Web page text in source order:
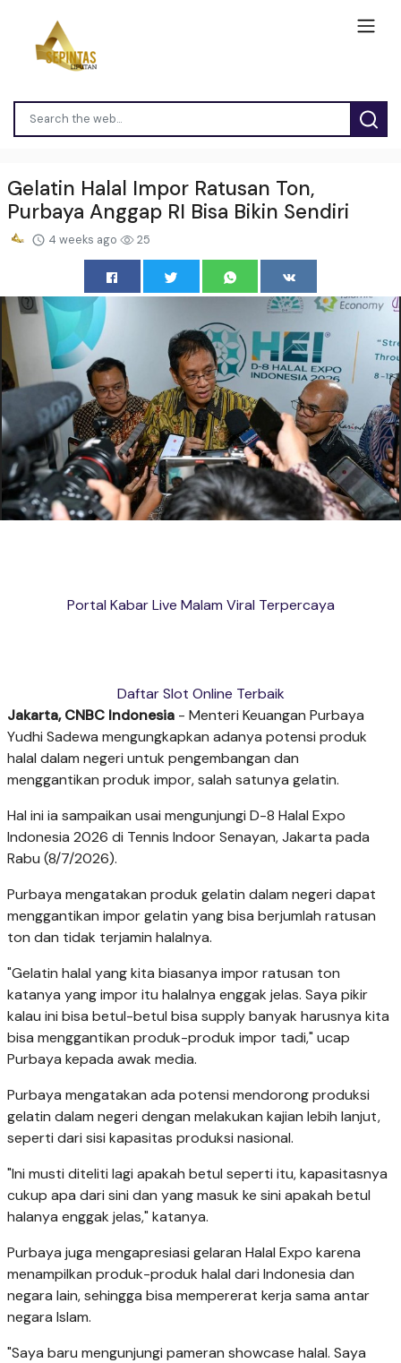
Gelatin Halal Impor Ratusan Ton,
Purbaya Anggap RI Bisa Bikin Sendiri
4 weeks ago 25
Portal Kabar Live Malam Viral Terpercaya
Daftar Slot Online Terbaik
Jakarta, CNBC Indonesia - Menteri Keuangan Purbaya
Yudhi Sadewa mengungkapkan adanya potensi produk
halal dalam negeri untuk pengembangan dan
menggantikan produk impor, salah satunya gelatin.
Hal ini ia sampaikan usai mengunjungi D-8 Halal Expo
Indonesia 2026 di Tennis Indoor Senayan, Jakarta pada
Rabu (8/7/2026).
Purbaya mengatakan produk gelatin dalam negeri dapat
menggantikan impor gelatin yang bisa berjumlah ratusan
ton dan tidak terjamin halalnya.
"Gelatin halal yang kita biasanya impor ratusan ton
katanya yang impor itu halalnya enggak jelas. Saya pikir
kalau ini bisa betul-betul bisa supply banyak harusnya kita
bisa menggantikan produk-produk impor tadi," ucap
Purbaya kepada awak media.
Purbaya mengatakan ada potensi mendorong produksi
gelatin dalam negeri dengan melakukan kajian lebih lanjut,
seperti dari sisi kapasitas produksi nasional.
"Ini musti diteliti lagi apakah betul seperti itu, kapasitasnya
cukup apa dari sini dan yang masuk ke sini apakah betul
halanya enggak jelas," katanya.
Purbaya juga mengapresiasi gelaran Halal Expo karena
menampilkan produk-produk halal dari Indonesia dan
negara lain, sehingga bisa mempererat kerja sama antar
negara Islam.
"Saya baru mengunjungi pameran showcase halal. Saya